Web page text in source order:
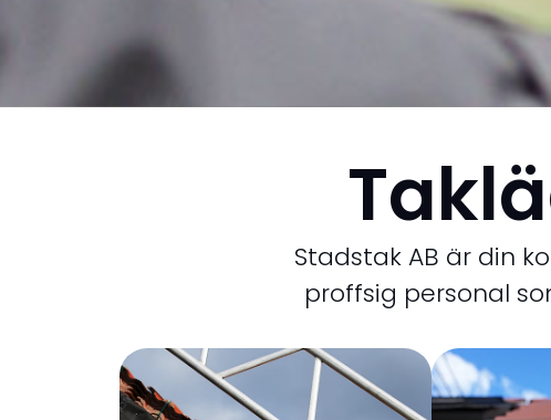
Stadstak AB är din
proffsig personal